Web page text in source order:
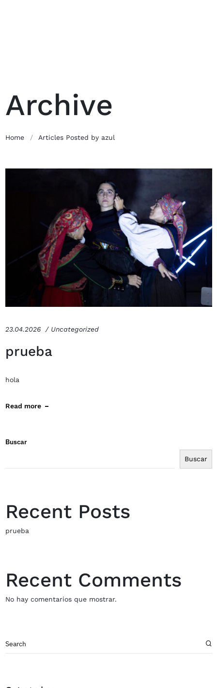
Archive
Home / Articles Posted by azul
23.04.2026 Uncategorized
prueba
hola
Read more
Buscar
Buscar
Recent Posts
prueba
Recent Comments
No hay comentarios que mostrar.